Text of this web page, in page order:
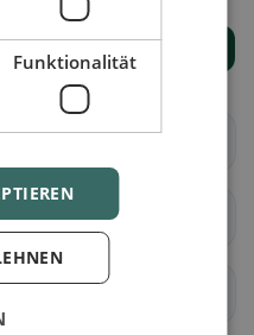
di ristoranti.
i luoghi
Arnreit
Auberg
Funktionalität